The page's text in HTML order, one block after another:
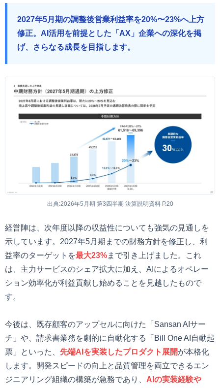
2027年5月期の調整後営業利益率を20%〜23%へ上方
修正。AI活用を前提とした「AX」企業への深化を掲
げ、さらなる成長を目指します。
出典:2026年5月期 第3四半期 決算説明資料 P.20
経営陣は、次年度以降の収益性についても強気の見通しを
示しています。2027年5月期までの財務方針を修正し、利
益率のターゲットを最大23%まで引き上げました。これ
は、主力サービスのシェア拡大に加え、AIによるオペレー
ション効率化が利益貢献し始めることを見越したもので
す。
今後は、既存顧客のアップセルに向けた「Sansan AIサー
チ」や、請求書業務を劇的に自動化する「Bill One AI自動起
票」といった、 先端AIを実装したプロダクト展開が本格化
します。開発スピードの向上と品質管理を両立できるエン
ジニアリング組織の構築が急務であり、 AIの実装経験や